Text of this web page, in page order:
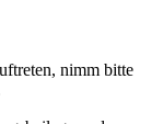
nimm bitte